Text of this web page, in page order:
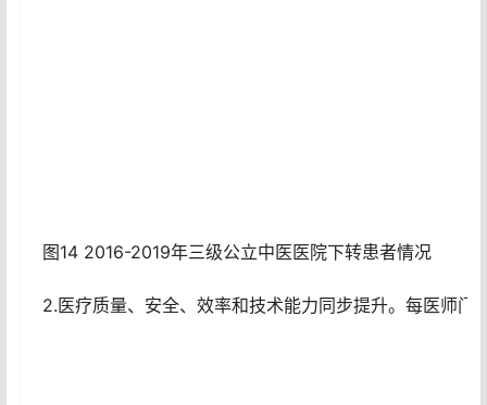
图14 2016-2019年三级公立中医医院下转患者情况
2.医疗质量、安全、效率和技术能力同步提升。每医师